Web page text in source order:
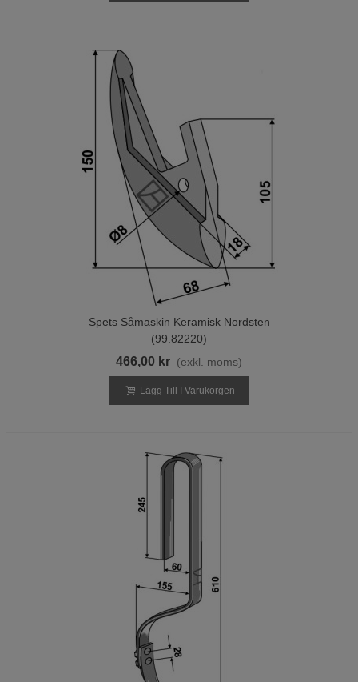
Spets Såmaskin Keramisk Nordsten
(99.82220)
466,00 kr (exkl. moms)
Lägg Till I Varukorgen